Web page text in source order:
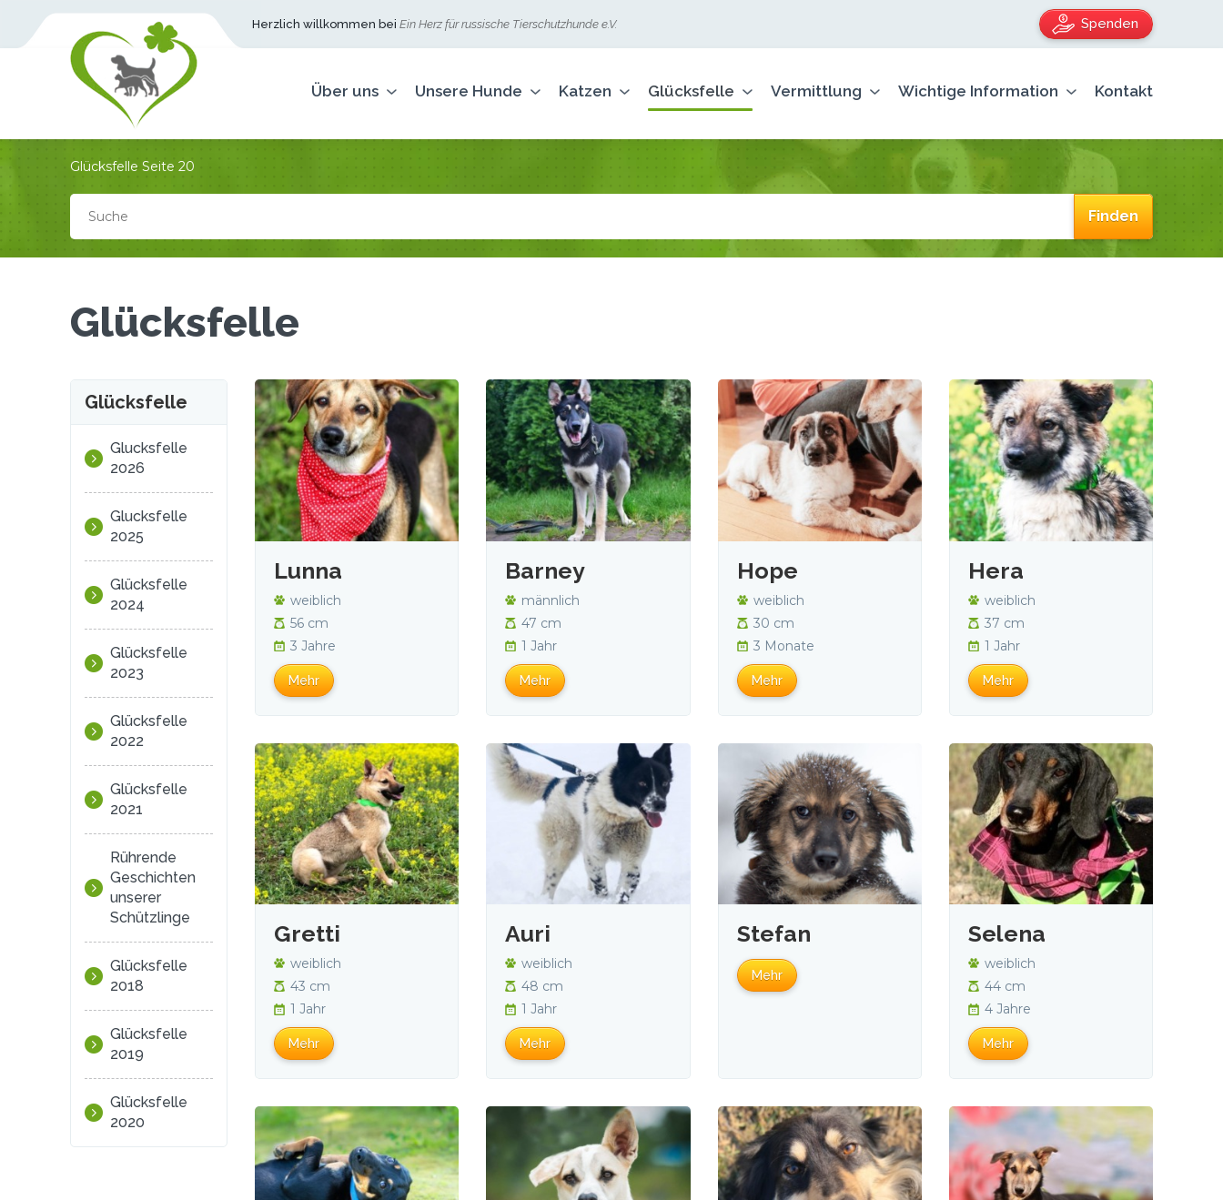
Herzlich willkommen bei Ein Herz für russische Tierschutzhunde e.V. Spenden
Über uns Unsere Hunde Katzen Glücksfelle Vermittlung Wichtige Information Kontakt
Glücksfelle Seite 20
Glücksfelle
Glücksfelle
Glucksfelle
2026
Glucksfelle
2025
Glücksfelle
2024
Glücksfelle
2023
Glücksfelle
2022
Glücksfelle
2021
Rührende
Geschichten
unserer
Schützlinge
Glücksfelle
2018
Glücksfelle
2019
Glücksfelle
2020
Lunna
weiblich
56 cm
3 Jahre
Mehr
Barney
männlich
47 cm
1 Jahr
Mehr
Hope
weiblich
30 cm
3 Monate
Mehr
Hera
weiblich
37 cm
1 Jahr
Mehr
Gretti
weiblich
43 cm
1 Jahr
Mehr
Auri
weiblich
48 cm
1 Jahr
Mehr
Stefan
Mehr
Selena
weiblich
44 cm
4 Jahre
Mehr